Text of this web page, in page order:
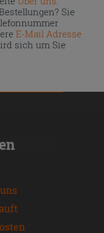
Sie
E-Mail Adresse
sich um Sie